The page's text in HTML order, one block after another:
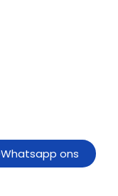
Whatsapp ons